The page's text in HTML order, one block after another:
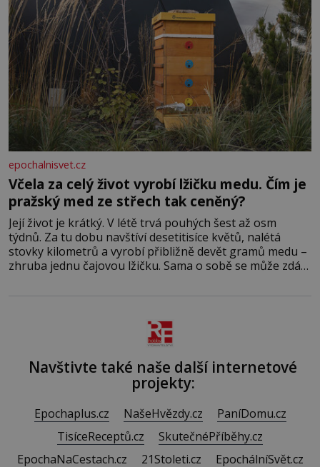
epochalnisvet.cz
Včela za celý život vyrobí lžičku medu. Čím je
pražský med ze střech tak ceněný?
Její život je krátký. V létě trvá pouhých šest až osm
týdnů. Za tu dobu navštíví desetitisíce květů, nalétá
stovky kilometrů a vyrobí přibližně devět gramů medu –
zhruba jednu čajovou lžičku. Sama o sobě se může zdát
Navštivte také naše další internetové
projekty:
Epochaplus.cz NašeHvězdy.cz
PaníDomu.cz
TisíceReceptů.cz
SkutečnéPříběhy.cz
EpochaNaCestach.cz
21Stoleti.cz
EpochálníSvět.cz